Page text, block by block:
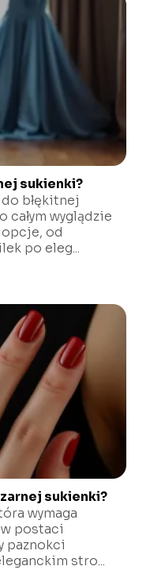
sukienki?
błękitnej
całym wyglądzie
od
po eleg...
sukienki?
wymaga
postaci
paznokci
stro...